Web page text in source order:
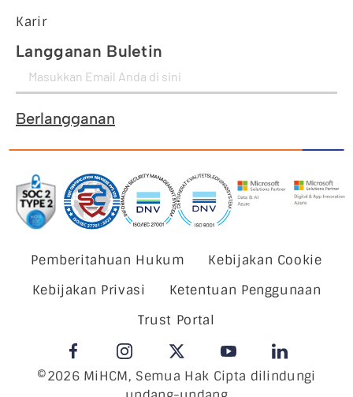
Karir
Langganan Buletin
Berlangganan
Pemberitahuan Hukum
Kebijakan Cookie
Kebijakan Privasi
Ketentuan Penggunaan
Trust Portal
©2026 MiHCM, Semua Hak Cipta dilindungi